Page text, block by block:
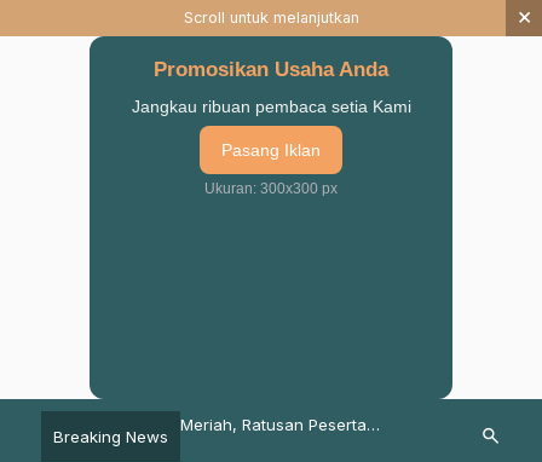
Scroll untuk melanjutkan ×
Promosikan Usaha Anda
Jangkau ribuan pembaca setia Kami
Pasang Iklan
Ukuran: 300x300 px
Breaking News
STAIS Pasuruan
Meriah, Ratusan Peserta
224 Warga
search